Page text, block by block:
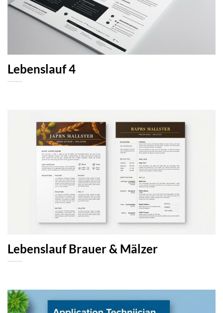
Lebenslauf 4
Lebenslauf Brauer & Mälzer